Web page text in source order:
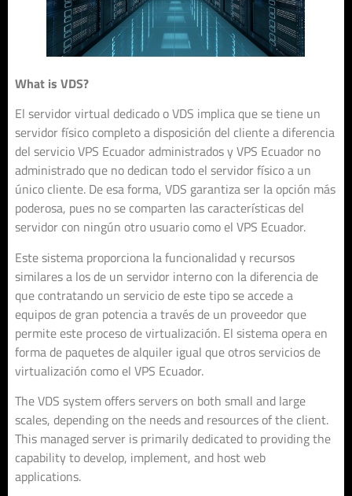
What is VDS?
El servidor virtual dedicado o VDS implica que se tiene un
servidor físico completo a disposición del cliente a diferencia
del servicio VPS Ecuador administrados y VPS Ecuador no
administrado que no dedican todo el servidor físico a un
único cliente. De esa forma, VDS garantiza ser la opción más
poderosa, pues no se comparten las características del
servidor con ningún otro usuario como el VPS Ecuador.
Este sistema proporciona la funcionalidad y recursos
similares a los de un servidor interno con la diferencia de
que contratando un servicio de este tipo se accede a
equipos de gran potencia a través de un proveedor que
permite este proceso de virtualización. El sistema opera en
forma de paquetes de alquiler igual que otros servicios de
virtualización como el VPS Ecuador.
The VDS system offers servers on both small and large
scales, depending on the needs and resources of the client.
This managed server is primarily dedicated to providing the
capability to develop, implement, and host web
applications.